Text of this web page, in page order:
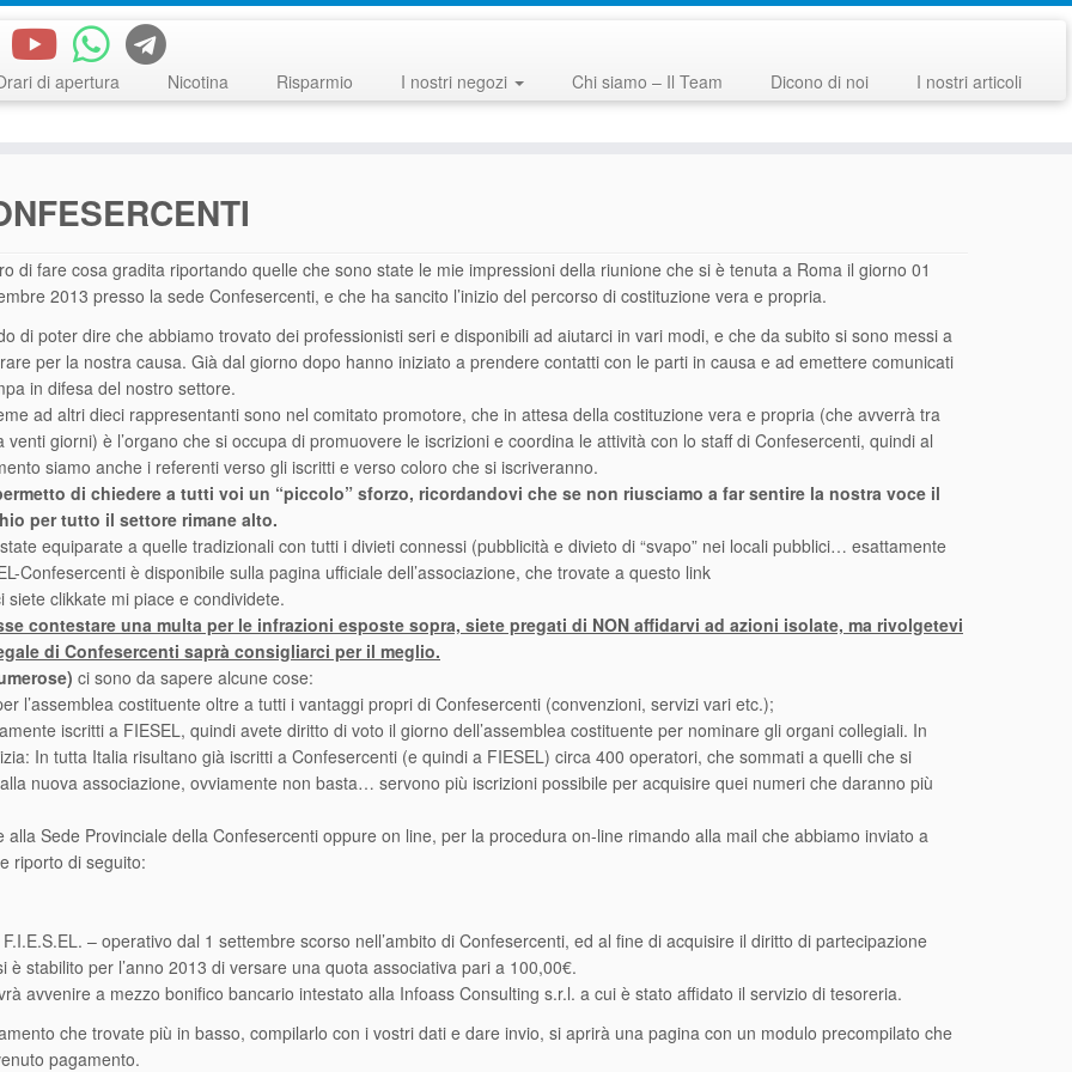
di apertura Nicotina Risparmio I nostri negozi Chi siamo – Il Team Dicono di noi I nostri articoli
di fare cosa gradita riportando quelle che sono state le mie impressioni della riunione che si è tenuta a Roma il giorno 01
2013 presso la sede Confesercenti, e che ha sancito l’inizio del percorso di costituzione vera e propria.
di poter dire che abbiamo trovato dei professionisti seri e disponibili ad aiutarci in vari modi, e che da subito si sono messi a
per la nostra causa. Già dal giorno dopo hanno iniziato a prendere contatti con le parti in causa e ad emettere comunicati
in difesa del nostro settore.
ad altri dieci rappresentanti sono nel comitato promotore, che in attesa della costituzione vera e propria (che avverrà tra
venti giorni) è l’organo che si occupa di promuovere le iscrizioni e coordina le attività con lo staff di Confesercenti, quindi al
siamo anche i referenti verso gli iscritti e verso coloro che si iscriveranno.
di chiedere a tutti voi un “piccolo” sforzo, ricordandovi che se non riusciamo a far sentire la nostra voce il
per tutto il settore rimane alto.
equiparate a quelle tradizionali con tutti i divieti connessi (pubblicità e divieto di “svapo” nei locali pubblici… esattamente
Confesercenti è disponibile sulla pagina ufficiale dell’associazione, che trovate a questo link
clikkate mi piace e condividete.
contestare una multa per le infrazioni esposte sopra, siete pregati di NON affidarvi ad azioni isolate, ma rivolgetevi
di Confesercenti saprà consigliarci per il meglio.
ci sono da sapere alcune cose:
l’assemblea costituente oltre a tutti i vantaggi propri di Confesercenti (convenzioni, servizi vari etc.);
iscritti a FIESEL, quindi avete diritto di voto il giorno dell’assemblea costituente per nominare gli organi collegiali. In
In tutta Italia risultano già iscritti a Confesercenti (e quindi a FIESEL) circa 400 operatori, che sommati a quelli che si
nuova associazione, ovviamente non basta… servono più iscrizioni possibile per acquisire quei numeri che daranno più
alla Sede Provinciale della Confesercenti oppure on line, per la procedura on-line rimando alla mail che abbiamo inviato a
riporto di seguito:
– operativo dal 1 settembre scorso nell’ambito di Confesercenti, ed al fine di acquisire il diritto di partecipazione
stabilito per l’anno 2013 di versare una quota associativa pari a 100,00€.
avvenire a mezzo bonifico bancario intestato alla Infoass Consulting s.r.l. a cui è stato affidato il servizio di tesoreria.
che trovate più in basso, compilarlo con i vostri dati e dare invio, si aprirà una pagina con un modulo precompilato che
pagamento.